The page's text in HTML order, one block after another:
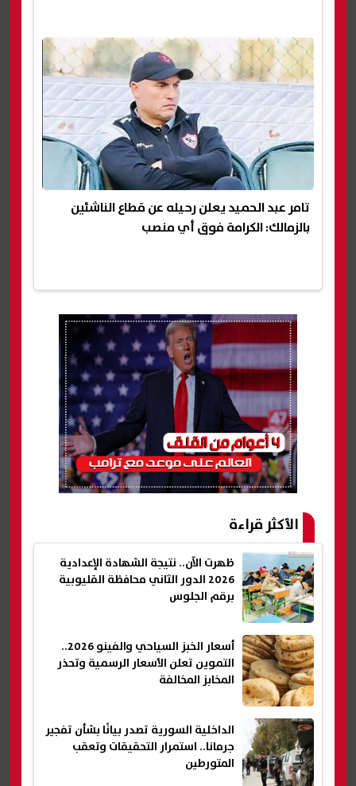
تامر عبد الحميد يعلن رحيله عن قطاع الناشئين
بالزمالك: الكرامة فوق أي منصب
الأكثر قراءة
ظهرت الآن.. نتيجة الشهادة الإعدادية
2026 الدور الثاني محافظة القليوبية
برقم الجلوس
أسعار الخبز السياحي والفينو 2026..
التموين تعلن الأسعار الرسمية وتحذر
المخابز المخالفة
الداخلية السورية تصدر بيانًا بشأن تفجير
جرمانا.. استمرار التحقيقات وتعقب
المتورطين